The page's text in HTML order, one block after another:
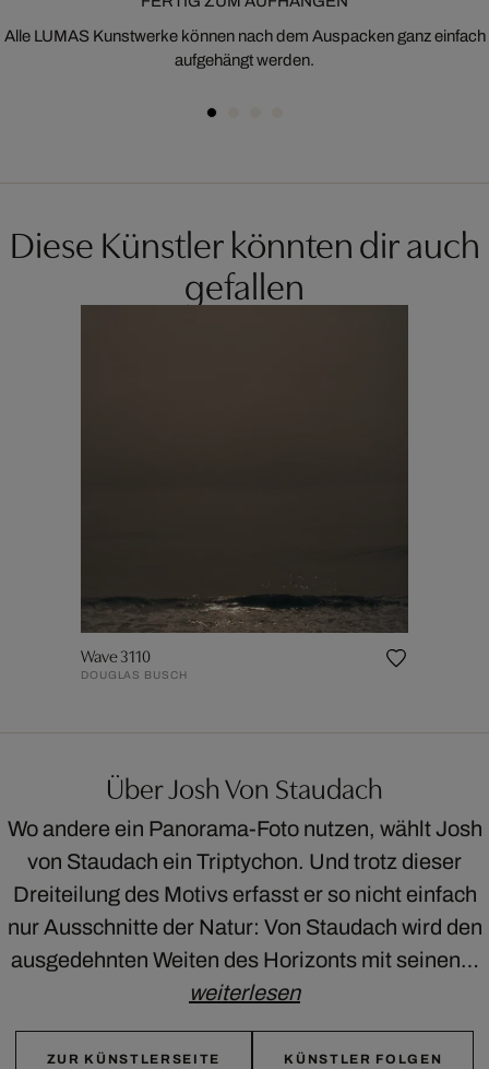
Alle LUMAS Kunstwerke können nach dem Auspacken ganz einfach
aufgehängt werden.
Diese Künstler könnten dir auch
gefallen
Wave 3110
DOUGLAS BUSCH
Über Josh Von Staudach
Wo andere ein Panorama-Foto nutzen, wählt Josh
von Staudach ein Triptychon. Und trotz dieser
Dreiteilung des Motivs erfasst er so nicht einfach
nur Ausschnitte der Natur: Von Staudach wird den
ausgedehnten Weiten des Horizonts mit seinen…
weiterlesen
ZUR KÜNSTLERSEITE KÜNSTLER FOLGEN